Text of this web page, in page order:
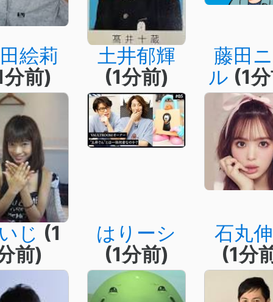
絵莉
前)
土井郁輝
(1分前)
藤田
ル (1
じ (1
前)
はりーシ
(1分前)
石丸
(1分